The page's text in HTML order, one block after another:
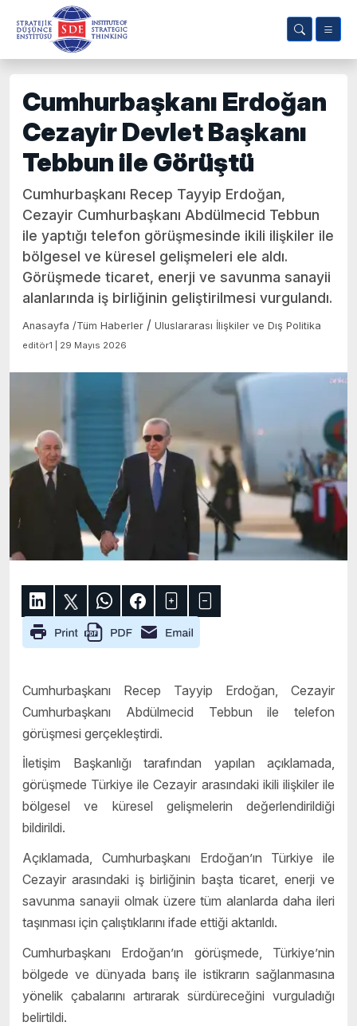
Cumhurbaşkanı Erdoğan
Cezayir Devlet Başkanı
Tebbun ile Görüştü
Cumhurbaşkanı Recep Tayyip Erdoğan,
Cezayir Cumhurbaşkanı Abdülmecid Tebbun
ile yaptığı telefon görüşmesinde ikili ilişkiler ile
bölgesel ve küresel gelişmeleri ele aldı.
Görüşmede ticaret, enerji ve savunma sanayii
alanlarında iş birliğinin geliştirilmesi vurgulandı.
Anasayfa /Tüm Haberler / Uluslararası İlişkiler ve Dış Politika
editör1 | 29 Mayıs 2026
Cumhurbaşkanı Recep Tayyip Erdoğan, Cezayir
Cumhurbaşkanı Abdülmecid Tebbun ile telefon
görüşmesi gerçekleştirdi.
İletişim Başkanlığı tarafından yapılan açıklamada,
görüşmede Türkiye ile Cezayir arasındaki ikili ilişkiler ile
bölgesel ve küresel gelişmelerin değerlendirildiği
bildirildi.
Açıklamada, Cumhurbaşkanı Erdoğan’ın Türkiye ile
Cezayir arasındaki iş birliğinin başta ticaret, enerji ve
savunma sanayii olmak üzere tüm alanlarda daha ileri
taşınması için çalıştıklarını ifade ettiği aktarıldı.
Cumhurbaşkanı Erdoğan’ın görüşmede, Türkiye’nin
bölgede ve dünyada barış ile istikrarın sağlanmasına
yönelik çabalarını artırarak sürdüreceğini vurguladığı
belirtildi.